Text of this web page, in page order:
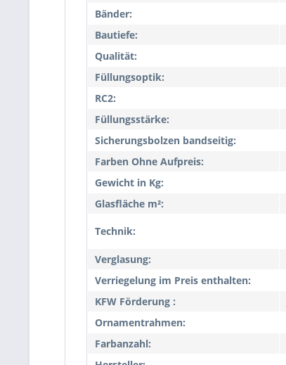
Bänder:
Bautiefe:
Qualität:
Füllungsoptik:
RC2:
Füllungsstärke:
Sicherungsbolzen bandseitig:
Farben Ohne Aufpreis:
Gewicht in Kg:
Glasfläche m²:
Technik:
Verglasung:
Verriegelung im Preis enthalten:
KFW Förderung :
Ornamentrahmen:
Farbanzahl: